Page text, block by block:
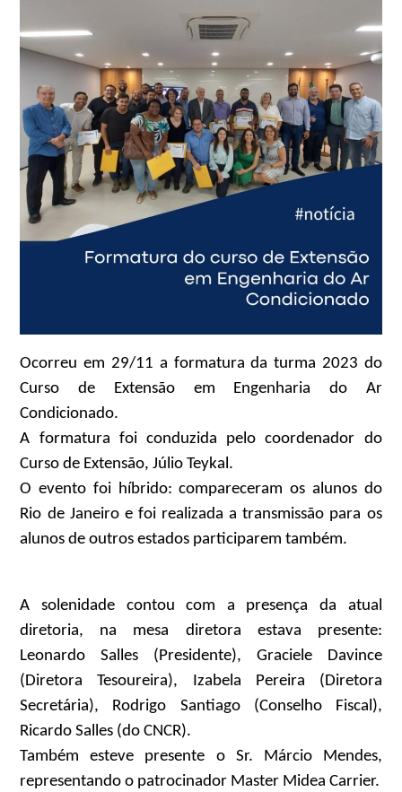
Ocorreu em 29/11 a formatura da turma 2023 do
Curso de Extensão em Engenharia do Ar
Condicionado.
A formatura foi conduzida pelo coordenador do
Curso de Extensão, Júlio Teykal.
O evento foi híbrido: compareceram os alunos do
Rio de Janeiro e foi realizada a transmissão para os
alunos de outros estados participarem também.
A solenidade contou com a presença da atual
diretoria, na mesa diretora estava presente:
Leonardo Salles (Presidente), Graciele Davince
(Diretora Tesoureira), Izabela Pereira (Diretora
Secretária), Rodrigo Santiago (Conselho Fiscal),
Ricardo Salles (do CNCR).
Também esteve presente o Sr. Márcio Mendes,
representando o patrocinador Master Midea Carrier.